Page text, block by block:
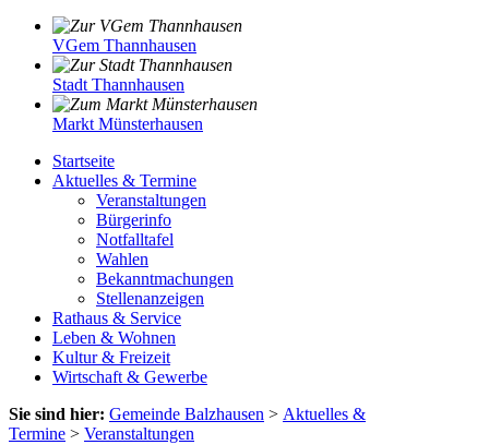
VGem Thannhausen
Stadt Thannhausen
Markt Münsterhausen
Startseite
Aktuelles & Termine
Veranstaltungen
Bürgerinfo
Notfalltafel
Wahlen
Bekanntmachungen
Stellenanzeigen
Rathaus & Service
Leben & Wohnen
Kultur & Freizeit
Wirtschaft & Gewerbe
Sie sind hier: Gemeinde Balzhausen > Aktuelles &
Termine > Veranstaltungen